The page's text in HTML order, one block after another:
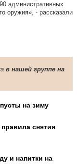
административных
оружия», - рассказали
в нашей группе на
на зиму
снятия
и напитки на